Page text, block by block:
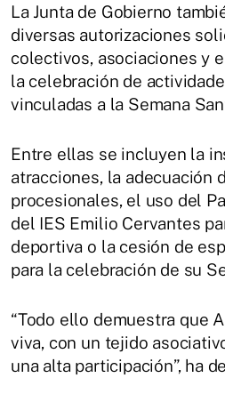
La Junta de Gobierno
diversas autorizaciones
colectivos, asociaciones y
la celebración de
vinculadas a la Semana
Entre ellas se incluyen la
atracciones, la adecuación
procesionales, el uso del
del IES Emilio Cervantes
deportiva o la cesión de
para la celebración de su
“Todo ello demuestra que
viva, con un tejido
una alta participación”, ha